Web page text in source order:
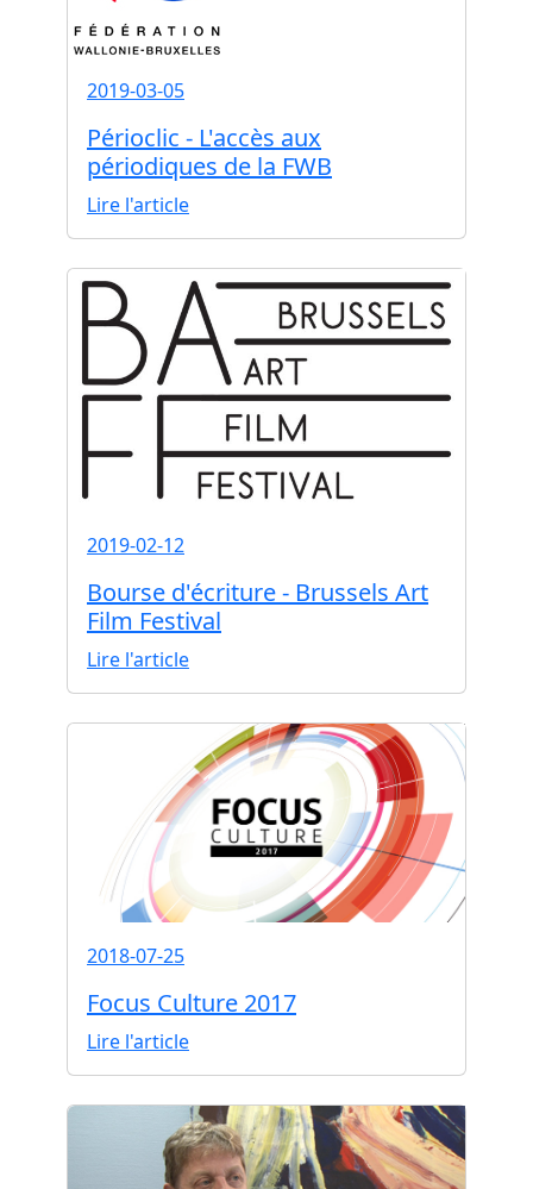
2019-03-05
Périoclic - L'accès aux
périodiques de la FWB
Lire l'article
2019-02-12
Bourse d'écriture - Brussels Art
Film Festival
Lire l'article
2018-07-25
Focus Culture 2017
Lire l'article